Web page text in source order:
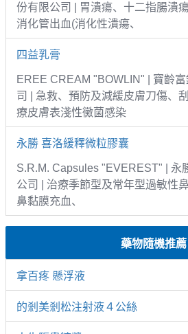
份有限公司 | 胃潰瘍、十二指腸潰
消化管出血(消化性潰瘍、
四益乳膏
EREE CREAM "BOWLIN" | 寶齡
司 | 急救、預防及減緩皮膚刀傷、
療皮膚表淺性黴菌感染
永勝 喜洛緩釋微粒膠囊
S.R.M. Capsules "EVEREST" | 永
公司 | 治療季節型及常年型過敏性
鼻黏膜充血、
藥物隨機推薦
拿百疼 懸浮液
的剎美剎松注射液４公絲